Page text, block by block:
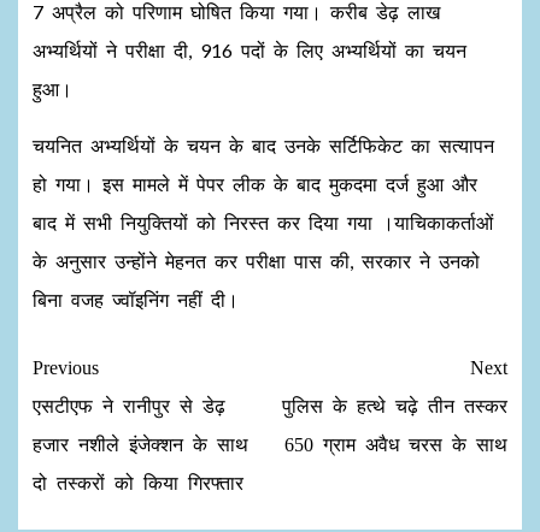
7 अप्रैल को परिणाम घोषित किया गया। करीब डेढ़ लाख
अभ्यर्थियों ने परीक्षा दी, 916 पदों के लिए अभ्यर्थियों का चयन
हुआ।
चयनित अभ्यर्थियों के चयन के बाद उनके सर्टिफिकेट का सत्यापन
हो गया। इस मामले में पेपर लीक के बाद मुकदमा दर्ज हुआ और
बाद में सभी नियुक्तियों को निरस्त कर दिया गया ।याचिकाकर्ताओं
के अनुसार उन्होंने मेहनत कर परीक्षा पास की, सरकार ने उनको
बिना वजह ज्‍वॉइनिंग नहीं दी।
Previous
एसटीएफ ने रानीपुर से डेढ़
हजार नशीले इंजेक्शन के साथ
दो तस्करों को किया गिरफ्तार
Next
पुलिस के हत्थे चढ़े तीन तस्कर
650 ग्राम अवैध चरस के साथ